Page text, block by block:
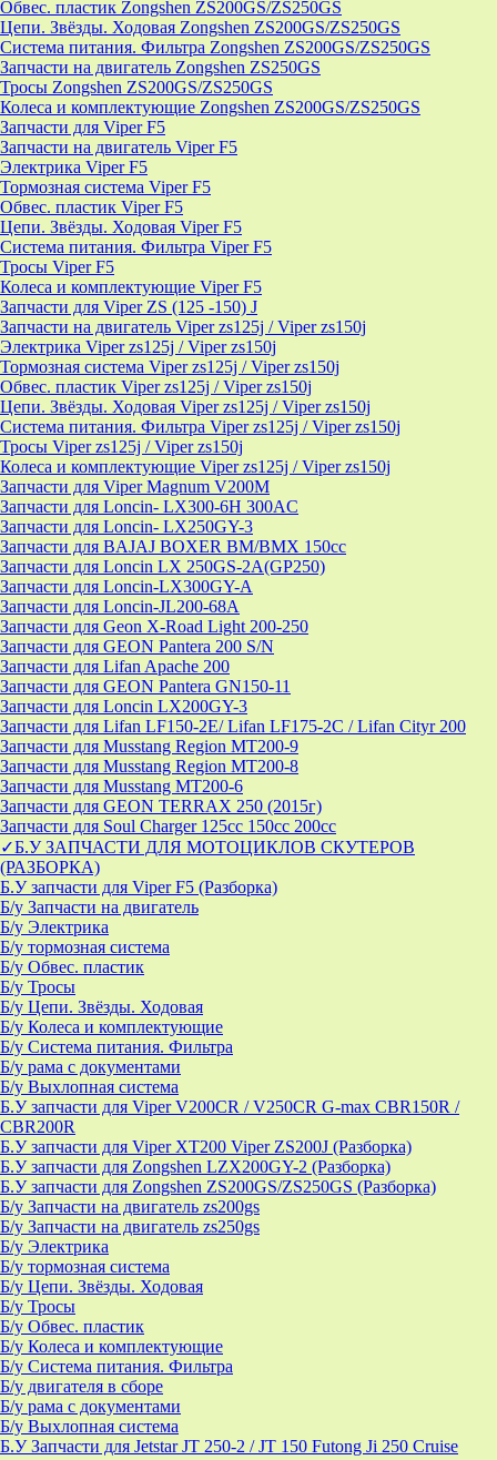
Обвес. пластик Zongshen ZS200GS/ZS250GS
Цепи. Звёзды. Ходовая Zongshen ZS200GS/ZS250GS
Система питания. Фильтра Zongshen ZS200GS/ZS250GS
Запчасти на двигатель Zongshen ZS250GS
Тросы Zongshen ZS200GS/ZS250GS
Колеса и комплектующие Zongshen ZS200GS/ZS250GS
Запчасти для Viper F5
Запчасти на двигатель Viper F5
Электрика Viper F5
Тормозная система Viper F5
Обвес. пластик Viper F5
Цепи. Звёзды. Ходовая Viper F5
Система питания. Фильтра Viper F5
Тросы Viper F5
Колеса и комплектующие Viper F5
Запчасти для Viper ZS (125 -150) J
Запчасти на двигатель Viper zs125j / Viper zs150j
Электрика Viper zs125j / Viper zs150j
Тормозная система Viper zs125j / Viper zs150j
Обвес. пластик Viper zs125j / Viper zs150j
Цепи. Звёзды. Ходовая Viper zs125j / Viper zs150j
Система питания. Фильтра Viper zs125j / Viper zs150j
Тросы Viper zs125j / Viper zs150j
Колеса и комплектующие Viper zs125j / Viper zs150j
Запчасти для Viper Magnum V200M
Запчасти для Loncin- LX300-6H 300AC
Запчасти для Loncin- LX250GY-3
Запчасти для BAJAJ BOXER BM/ВМX 150cc
Запчасти для Loncin LX 250GS-2A(GP250)
Запчасти для Loncin-LX300GY-A
Запчасти для Loncin-JL200-68A
Запчасти для Geon X-Road Light 200-250
Запчасти для GEON Pantera 200 S/N
Запчасти для Lifan Apache 200
Запчасти для GEON Pantera GN150-11
Запчасти для Loncin LX200GY-3
Запчасти для Lifan LF150-2E/ Lifan LF175-2C / Lifan Cityr 200
Запчасти для Musstang Region MT200-9
Запчасти для Musstang Region MT200-8
Запчасти для Musstang MT200-6
Запчасти для GEON TERRAX 250 (2015г)
Запчасти для Soul Charger 125сс 150cc 200сс
✓Б.У ЗАПЧАСТИ ДЛЯ МОТОЦИКЛОВ СКУТЕРОВ
(РАЗБОРКА)
Б.У запчасти для Viper F5 (Разборка)
Б/у Запчасти на двигатель
Б/у Электрика
Б/у тормозная система
Б/у Обвес. пластик
Б/у Тросы
Б/у Цепи. Звёзды. Ходовая
Б/у Колеса и комплектующие
Б/у Система питания. Фильтра
Б/у рама с документами
Б/у Выхлопная система
Б.У запчасти для Viper V200CR / V250CR G-max CBR150R /
CBR200R
Б.У запчасти для Viper XT200 Viper ZS200J (Разборка)
Б.У запчасти для Zongshen LZX200GY-2 (Разборка)
Б.У запчасти для Zongshen ZS200GS/ZS250GS (Разборка)
Б/у Запчасти на двигатель zs200gs
Б/у Запчасти на двигатель zs250gs
Б/у Электрика
Б/у тормозная система
Б/у Цепи. Звёзды. Ходовая
Б/у Тросы
Б/у Обвес. пластик
Б/у Колеса и комплектующие
Б/у Система питания. Фильтра
Б/у двигателя в сборе
Б/у рама с документами
Б/у Выхлопная система
Б.У Запчасти для Jetstar JT 250-2 / JT 150 Futong Ji 250 Cruise